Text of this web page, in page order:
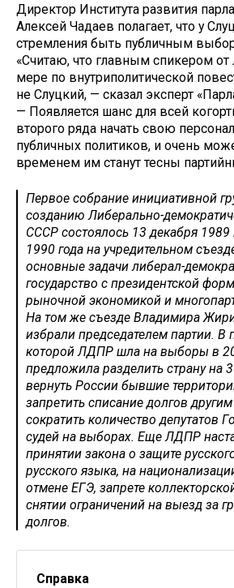
Директор Института развития
Алексей Чадаев полагает, что у
стремления быть публичным
«Считаю, что главным спикером
мере по внутриполитической
не Слуцкий, — сказал эксперт
— Появляется шанс для всей
второго ряда начать свою
публичных политиков, и очень
временем им станут тесны
Первое собрание инициативной
созданию Либерально-
СССР состоялось 13 декабря 1989
1990 года на учредительном
основные задачи либерал-
государство с президентской
рыночной экономикой и
На том же съезде Владимира
избрали председателем партии. В
которой ЛДПР шла на выборы в
предложила разделить страну на
вернуть России бывшие
запретить списание долгов
сократить количество депутатов
судей на выборах. Еще ЛДПР
принятии закона о защите
русского языка, на
отмене ЕГЭ, запрете
снятии ограничений на выезд за
долгов.
Справка